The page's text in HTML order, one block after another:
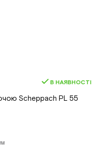
В НАЯВНОСТІ
Scheppach PL 55